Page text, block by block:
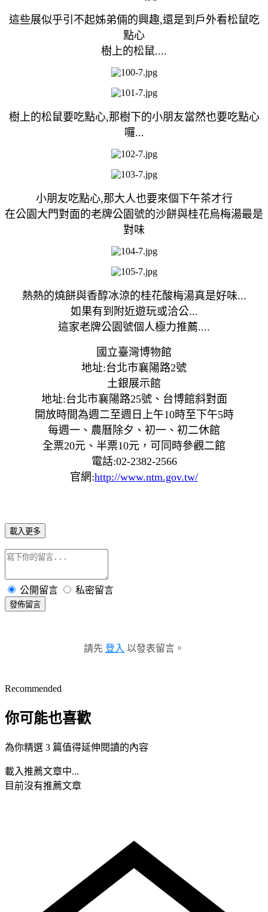
這些展似乎引不起姊弟倆的興趣,還是到戶外看松鼠吃
點心
樹上的松鼠....
樹上的松鼠要吃點心,那樹下的小朋友當然也要吃點心
囉...
小朋友吃點心,那大人也要來個下午茶才行
在公園大門對面的老牌公園號的沙餅與桂花烏梅湯最是
對味
熱熱的燒餅與香醇冰涼的桂花酸梅湯真是好味...
如果有到附近遊玩或洽公...
這家老牌公園號個人極力推薦....
國立臺灣博物館
地址:台北市襄陽路2號
土銀展示館
地址:台北市襄陽路25號、台博館斜對面
開放時間為週二至週日上午10時至下午5時
每週一、農曆除夕、初一、初二休館
全票20元、半票10元，可同時參觀二館
電話:02-2382-2566
官網:http://www.ntm.gov.tw/
載入更多
公開留言 私密留言
發佈留言
請先 登入 以發表留言。
Recommended
你可能也喜歡
為你精選 3 篇值得延伸閱讀的內容
載入推薦文章中...
目前沒有推薦文章